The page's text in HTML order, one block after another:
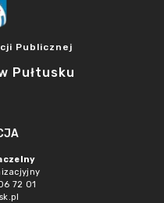
Publicznej
Pułtusku
72 01